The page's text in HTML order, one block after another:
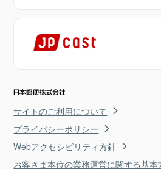
サイトのご利用について
プライバシーポリシー
Webアクセシビリティ方針
お客さま本位の業務運営に関する基本